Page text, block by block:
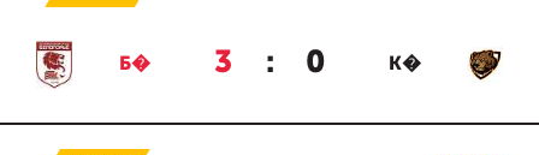
Б� 3 : 0 К�